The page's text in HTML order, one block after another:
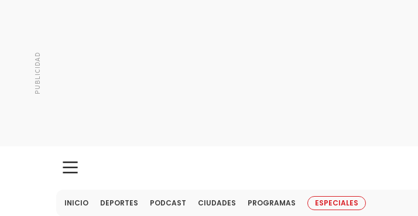
INICIO DEPORTES PODCAST CIUDADES PROGRAMAS ESPECIALES